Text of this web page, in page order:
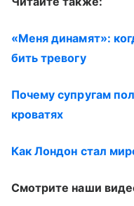
«Меня динамят»:
бить тревогу
Почему супругам
кроватях
Как Лондон стал
Смотрите наши